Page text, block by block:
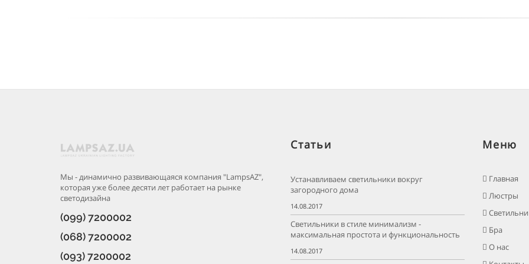
Мы - динамично развивающаяся компания "LampsAZ",
которая уже более десяти лет работает на рынке
светодизайна
(099) 7200002
(068) 7200002
(093) 7200002
Статьи
Устанавливаем светильники вокруг
загородного дома
14.08.2017
Светильники в стиле минимализм -
максимальная простота и функциональность
14.08.2017
Меню
Главная
Люстры
Бра
О нас